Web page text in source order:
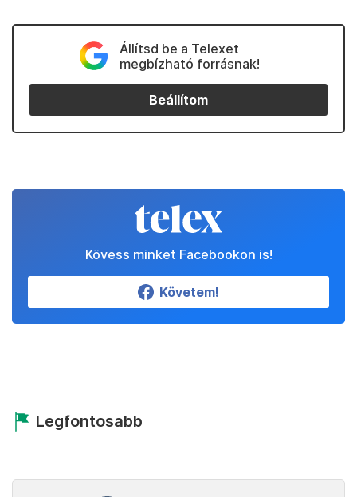
Állítsd be a Telexet
megbízható forrásnak!
Beállítom
Kövess minket Facebookon is!
Követem!
Legfontosabb